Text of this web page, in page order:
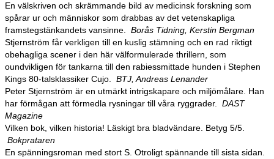
En välskriven och skrämmande bild av medicinsk forskning som
spårar ur och människor som drabbas av det vetenskapliga
framstegstänkandets vansinne. Borås Tidning, Kerstin Bergman
Stjernström får verkligen till en kuslig stämning och en rad riktigt
obehagliga scener i den här välformulerade thrillern, som
oundvikligen för tankarna till den rabiessmittade hunden i Stephen
Kings 80-talsklassiker Cujo. BTJ, Andreas Lenander
Peter Stjernström är en utmärkt intrigskapare och miljömålare. Han
har förmågan att förmedla rysningar till våra ryggrader. DAST
Magazine
Vilken bok, vilken historia! Läskigt bra bladvändare. Betyg 5/5.
Bokprataren
En spänningsroman med stort S. Otroligt spännande till sista sidan.